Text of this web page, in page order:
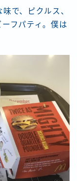
で、ピクルス、
フパティ。僕は